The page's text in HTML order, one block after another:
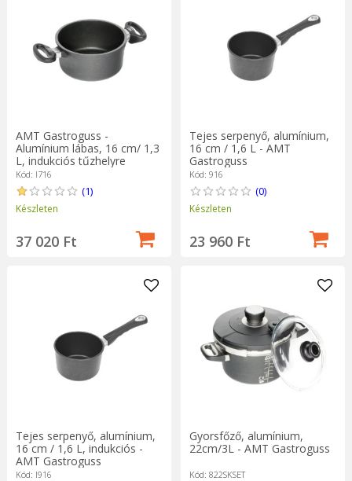
AMT Gastroguss -
Alumínium lábas, 16 cm/ 1,3
L, indukciós tűzhelyre
Kód: I716
(1)
Készleten
37 020 Ft
Tejes serpenyő, alumínium,
16 cm / 1,6 L - AMT
Gastroguss
Kód: 916
(0)
Készleten
23 960 Ft
Tejes serpenyő, alumínium,
16 cm / 1,6 L, indukciós -
AMT Gastroguss
Kód: I916
Gyorsfőző, alumínium,
22cm/3L - AMT Gastroguss
Kód: 822SKSET